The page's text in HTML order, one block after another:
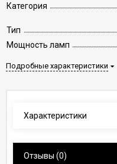
Категория
Тип
Мощность ламп
Подробные характеристики
Характеристики
Отзывы (0)